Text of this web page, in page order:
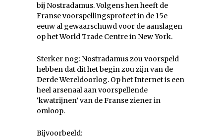
bij Nostradamus. Volgens hen heeft de
Franse voorspellingsprofeet in de 15e
eeuw al gewaarschuwd voor de aanslagen
op het World Trade Centre in New York.
Sterker nog: Nostradamus zou voorspeld
hebben dat dit het begin zou zijn van de
Derde Wereldoorlog. Op het Internet is een
heel arsenaal aan voorspellende
‘kwatrijnen’ van de Franse ziener in
omloop.
Bijvoorbeeld: